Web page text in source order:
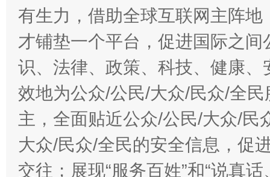
有生力，借助全球互联网主阵
才铺垫一个平台，促进国际之
识、法律、政策、科技、健康
效地为公众/公民/大众/民众/全
主，全面贴近公众/公民/大众/民
大众/民众/全民的安全信息，促
交往；展现“服务百姓”和“说真